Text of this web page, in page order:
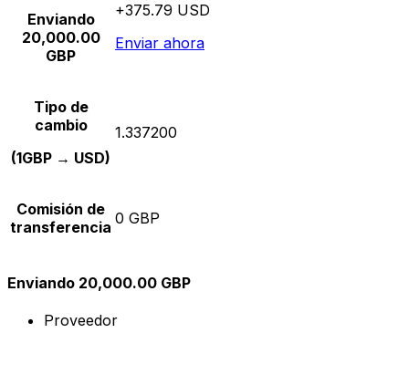
Enviando
20,000.00
GBP
+375.79 USD
Enviar ahora
Tipo de
cambio
(1GBP → USD)
1.337200
Comisión de
transferencia 0 GBP
Enviando 20,000.00 GBP
Proveedor